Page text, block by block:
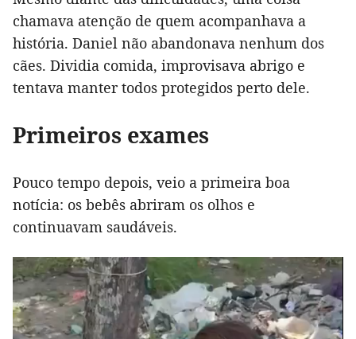
chamava atenção de quem acompanhava a
história. Daniel não abandonava nenhum dos
cães. Dividia comida, improvisava abrigo e
tentava manter todos protegidos perto dele.
Primeiros exames
Pouco tempo depois, veio a primeira boa
notícia: os bebês abriram os olhos e
continuavam saudáveis.